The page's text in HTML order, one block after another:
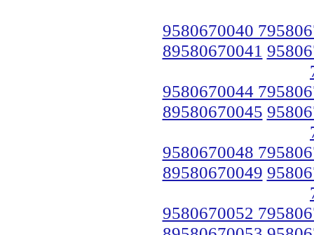
9580670040
89580670041
9580670044
89580670045
9580670048
89580670049
9580670052